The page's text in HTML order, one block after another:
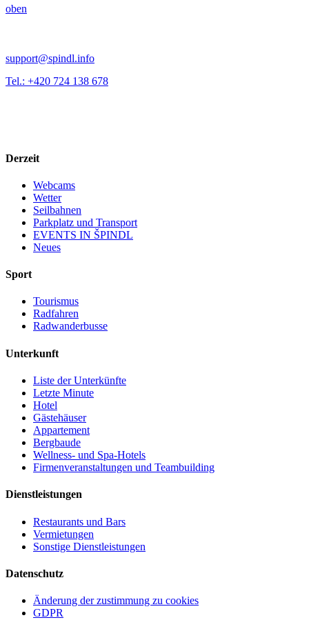
oben
support@spindl.info
Tel.: +420 724 138 678
Derzeit
Webcams
Wetter
Seilbahnen
Parkplatz und Transport
EVENTS IN ŠPINDL
Neues
Sport
Tourismus
Radfahren
Radwanderbusse
Unterkunft
Liste der Unterkünfte
Letzte Minute
Hotel
Gästehäuser
Appartement
Bergbaude
Wellness- und Spa-Hotels
Firmenveranstaltungen und Teambuilding
Dienstleistungen
Restaurants und Bars
Vermietungen
Sonstige Dienstleistungen
Datenschutz
Änderung der zustimmung zu cookies
GDPR